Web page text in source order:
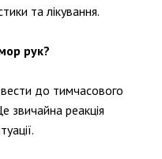
та лікування.
рук?
до тимчасового
звичайна реакція